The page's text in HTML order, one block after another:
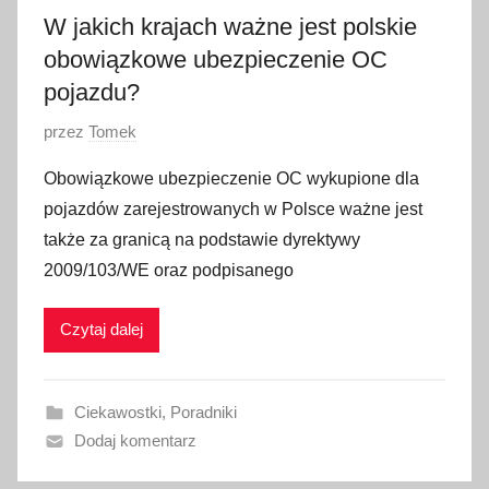
W jakich krajach ważne jest polskie
obowiązkowe ubezpieczenie OC
pojazdu?
O
u
b
l
i
w
n
o
przez Tomek
Obowiązkowe ubezpieczenie OC wykupione dla
pojazdów zarejestrowanych w Polsce ważne jest
także za granicą na podstawie dyrektywy
2009/103/WE oraz podpisanego
Czytaj dalej
Ciekawostki, Poradniki
Dodaj komentarz